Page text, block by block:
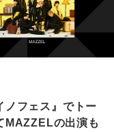
フェス』でトー
MAZZELの出演も